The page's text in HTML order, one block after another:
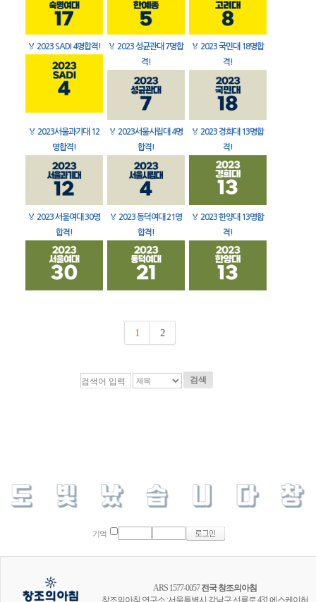
🏅 2023 SADI 4명합격! 🏅 2023 성균관대 7명합
격!
🏅 2023 국민대 18명합
격!
🏅 2023서울과기대 12
명합격!
🏅 2023서울시립대 4명
합격!
🏅 2023 경희대 13명합
격!
🏅 2023 서울여대 30명
합격!
🏅 2023 동덕여대 21명
합격!
🏅 2023 한양대 13명합
격!
1 2
검색
기억
ARS 1577-0057전국 창조의아침
창조의아침 연구소 :서울특별시 강남구 선릉로 431 에스케이허